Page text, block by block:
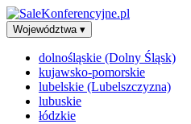
Województwa ▾
dolnośląskie (Dolny Śląsk)
kujawsko-pomorskie
lubelskie (Lubelszczyzna)
lubuskie
łódzkie